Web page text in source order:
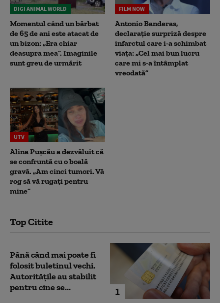
DIGI ANIMAL WORLD
Momentul când un bărbat
de 65 de ani este atacat de
un bizon: „Era chiar
deasupra mea”. Imaginile
sunt greu de urmărit
FILM NOW
Antonio Banderas,
declarație surpriză despre
infarctul care i-a schimbat
viața: „Cel mai bun lucru
care mi s-a întâmplat
vreodată”
UTV
Alina Pușcău a dezvăluit că
se confruntă cu o boală
gravă. „Am cinci tumori. Vă
rog să vă rugați pentru
mine”
Top Citite
1
Până când mai poate fi
folosit buletinul vechi.
Autoritățile au stabilit
pentru cine se...